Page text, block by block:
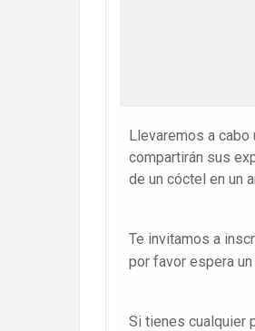
Llevaremos a cabo
compartirán sus
de un cóctel en un
Te invitamos a
por favor espera
Si tienes cualquier